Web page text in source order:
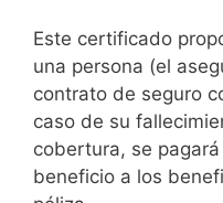
Este certificado
una persona (el
contrato de seguro
caso de su
cobertura, se
beneficio a los